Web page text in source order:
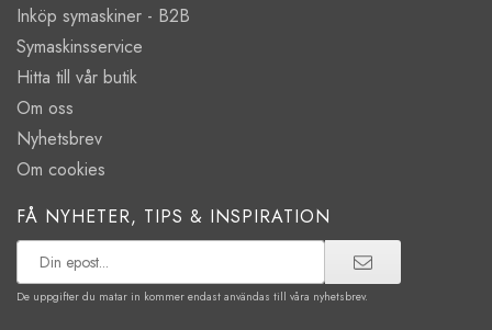
Inköp symaskiner - B2B
Symaskinsservice
Hitta till vår butik
Om oss
Nyhetsbrev
Om cookies
FÅ NYHETER, TIPS & INSPIRATION
De uppgifter du matar in kommer endast användas till våra nyhetsbrev.